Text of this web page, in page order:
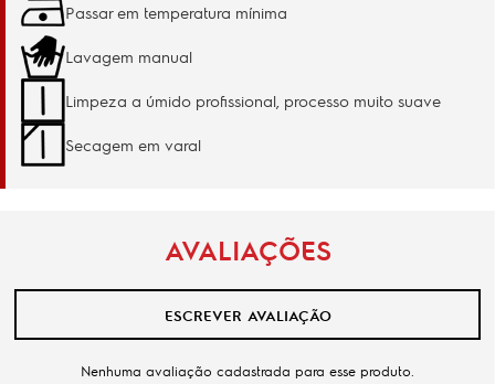
Passar em temperatura mínima
Lavagem manual
Limpeza a úmido profissional, processo muito suave
Secagem em varal
AVALIAÇÕES
ESCREVER AVALIAÇÃO
Nenhuma avaliação cadastrada para esse produto.